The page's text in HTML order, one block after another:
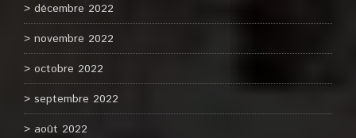
décembre 2022
novembre 2022
octobre 2022
septembre 2022
août 2022